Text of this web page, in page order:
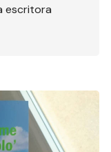
escritora